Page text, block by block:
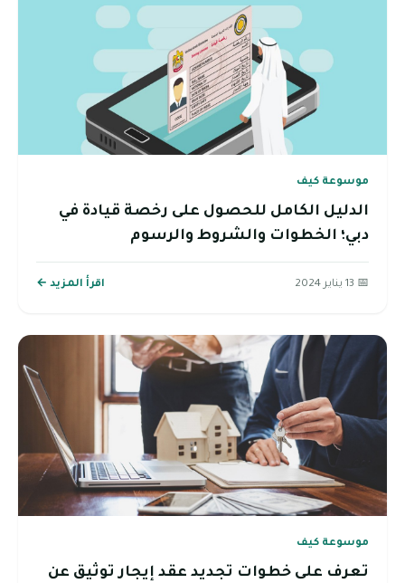
موسوعة كيف
الدليل الكامل للحصول على رخصة قيادة في
دبي؛ الخطوات والشروط والرسوم
📅 13 يناير 2024 اقرأ المزيد ←
موسوعة كيف
تعرف على خطوات تجديد عقد إيجار توثيق عن